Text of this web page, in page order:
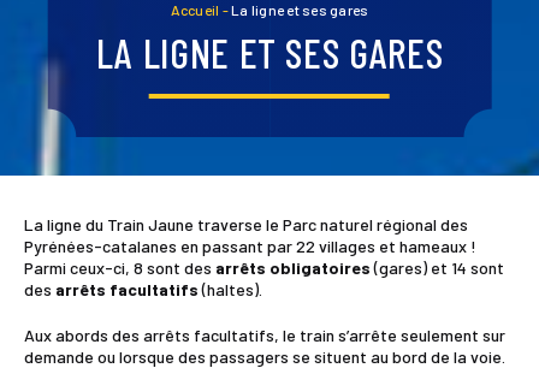
Accueil -La ligne et ses gares
LA LIGNE ET SES GARES
La ligne du Train Jaune traverse le Parc naturel régional des
Pyrénées-catalanes en passant par 22 villages et hameaux !
Parmi ceux-ci, 8 sont des arrêts obligatoires(gares) et 14 sont
des arrêts facultatifs(haltes).
Aux abords des arrêts facultatifs, le train s’arrête seulement sur
demande ou lorsque des passagers se situent au bord de la voie.